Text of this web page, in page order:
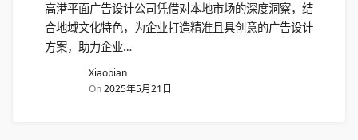
高港平面广告设计公司凭借对本地市场的深度洞察，结
合地域文化特色，为企业打造精准且具创意的广告设计
方案，助力企业…
Xiaobian
On2025年5月21日